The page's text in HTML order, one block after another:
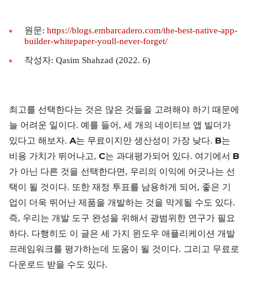
원문: https://blogs.embarcadero.com/the-best-native-app-
builder-whitepaper-youll-never-forget/
작성자: Qasim Shahzad (2022. 6)
최고를 선택한다는 것은 많은 것들을 고려해야 하기 때문에
늘 어려운 일이다. 예를 들어, 세 개의 네이티브 앱 빌더가
있다고 해보자. A는 무료이지만 생산성이 가장 낮다. B는
비용 가치가 뛰어나고, C는 과대평가되어 있다. 여기에서 B
가 아닌 다른 것을 선택한다면, 우리의 이익에 어긋나는 선
택이 될 것이다. 또한 재정 투표를 남용하게 되어, 좋은 기
업이 더욱 뛰어난 제품을 개발하는 것을 막게될 수도 있다.
즉, 우리는 개발 도구 완성을 위해서 광범위한 연구가 필요
하다. 다행히도 이 글은 세 가지 윈도우 애플리케이션 개발
프레임워크를 평가하는데 도움이 될 것이다. 그리고 무료로
다운로드 받을 수도 있다.